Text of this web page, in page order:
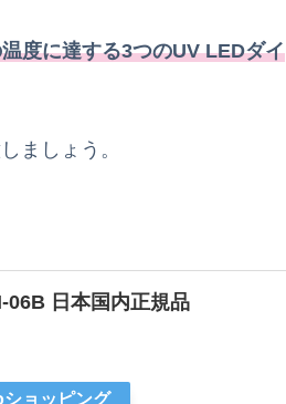
度に達する3つのUV LEDダイ
ましょう。
06B 日本国内正規品
ョッピング